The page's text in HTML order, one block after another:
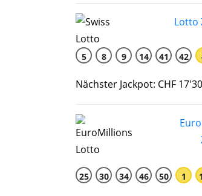
Lotto
5 8 9 14 41 42
Nächster Jackpot: CHF
25 30 34 46 50 1